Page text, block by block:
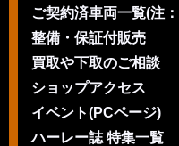
ご契約済車両一覧(注
整備・保証付販売
買取や下取のご相談
ショップアクセス
イベント(PCページ)
ハーレー誌 特集一覧